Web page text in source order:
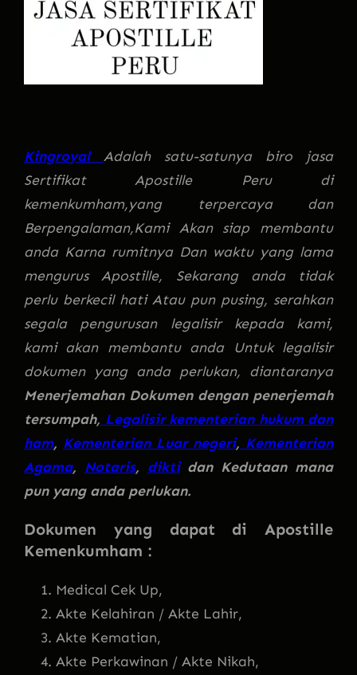
Kingroyal Adalah satu-satunya biro jasa
Sertifikat Apostille Peru di
kemenkumham,yang terpercaya dan
Berpengalaman,Kami Akan siap membantu
anda Karna rumitnya Dan waktu yang lama
mengurus Apostille, Sekarang anda tidak
perlu berkecil hati Atau pun pusing, serahkan
segala pengurusan legalisir kepada kami,
kami akan membantu anda Untuk legalisir
dokumen yang anda perlukan, diantaranya
Menerjemahan Dokumen dengan penerjemah
tersumpah, Legalisir kementerian hukum dan
ham, Kementerian Luar negeri, Kementerian
Agama, Notaris, diktidan Kedutaan mana
pun yang anda perlukan.
Dokumen yang dapat di Apostille
Kemenkumham :
Medical Cek Up,
Akte Kelahiran / Akte Lahir,
Akte Kematian,
Akte Perkawinan / Akte Nikah,